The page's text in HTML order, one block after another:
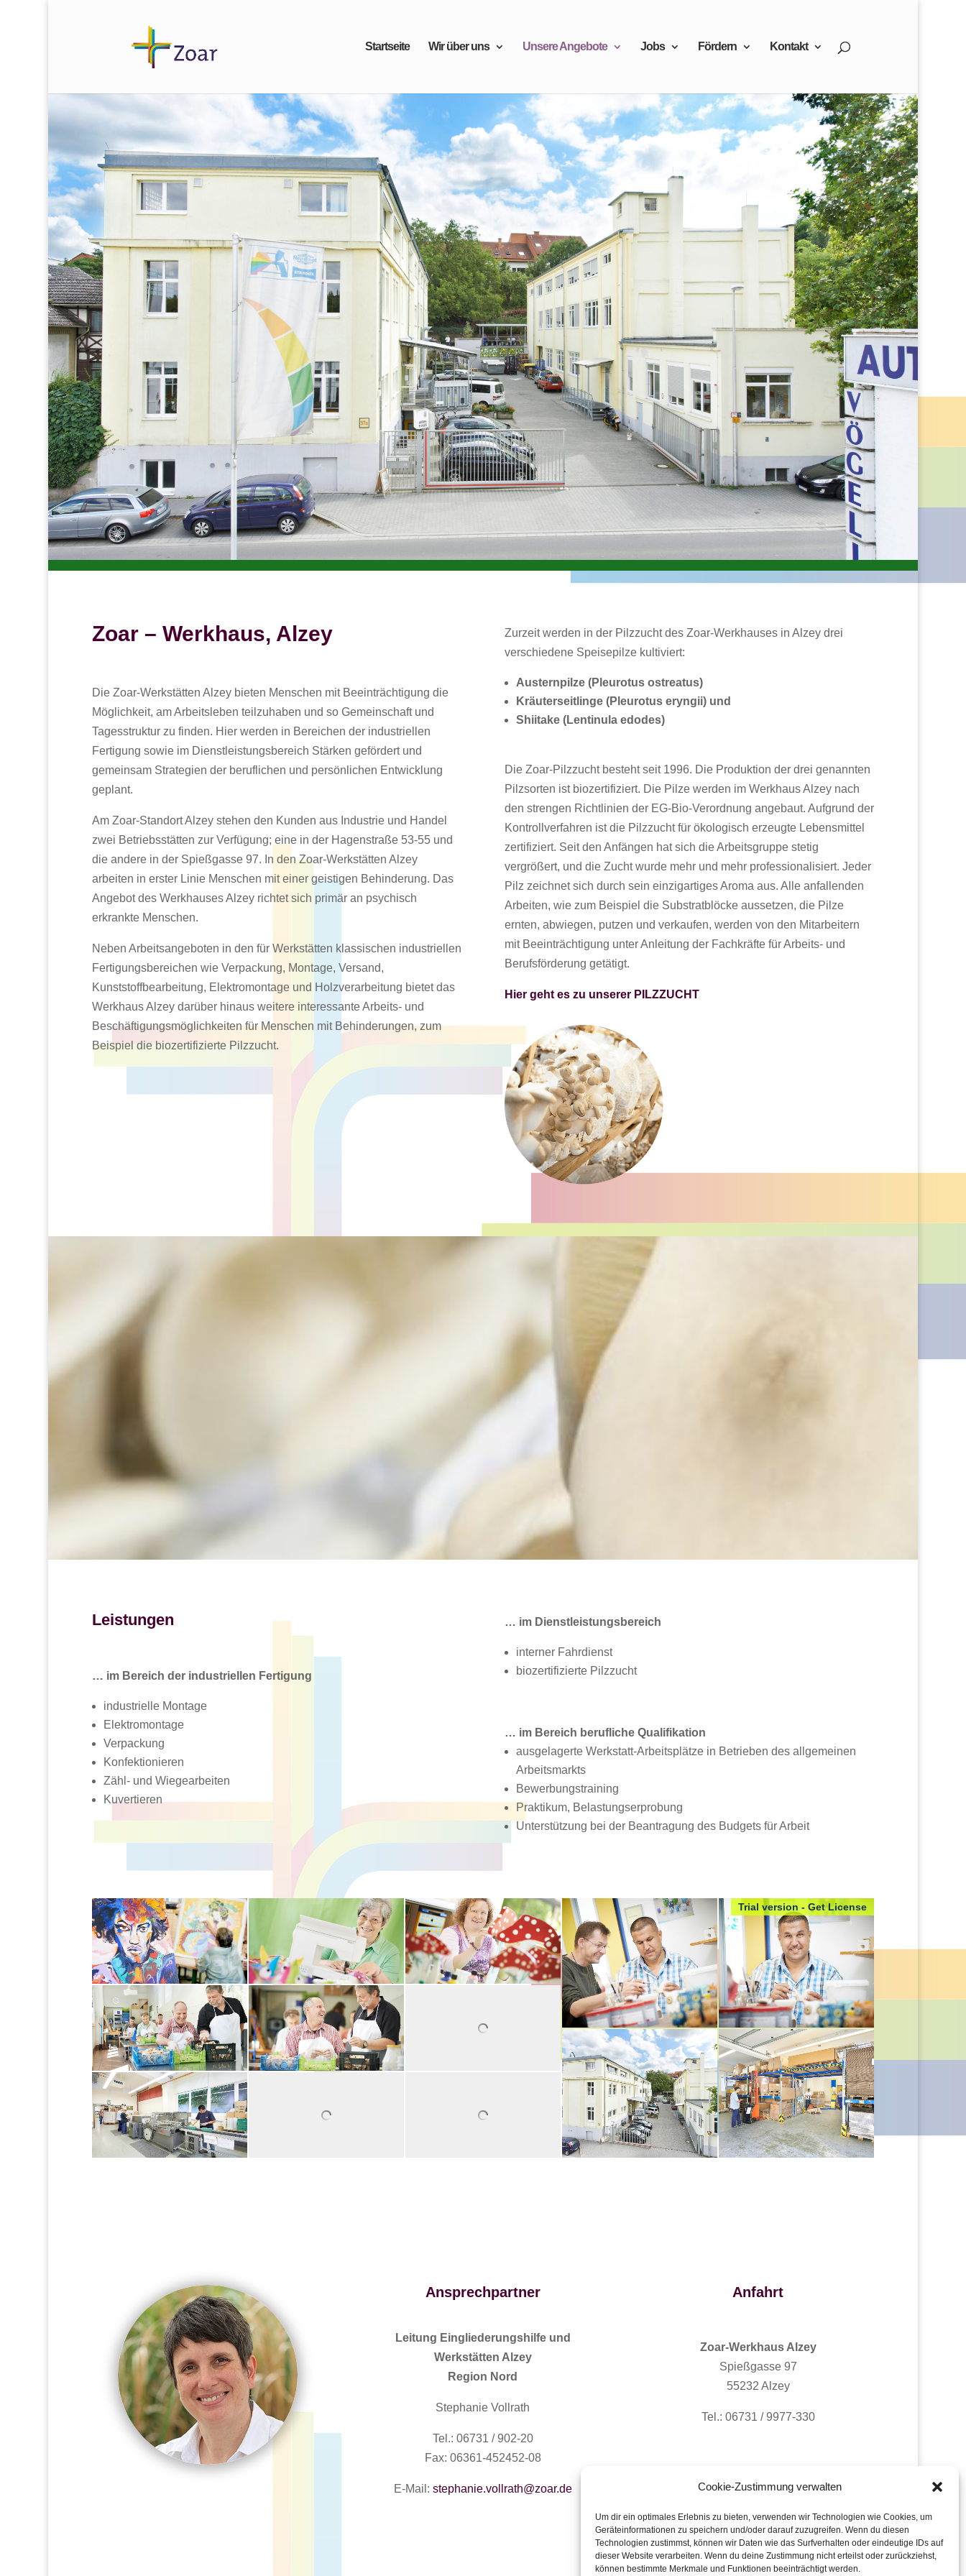
Cookie-Zustimmung verwalten
Um dir ein optimales Erlebnis zu bieten, verwenden wir Technologien wie Cookies, um
Geräteinformationen zu speichern und/oder darauf zuzugreifen. Wenn du diesen
Technologien zustimmst, können wir Daten wie das Surfverhalten oder eindeutige IDs auf
dieser Website verarbeiten. Wenn du deine Zustimmung nicht erteilst oder zurückziehst,
können bestimmte Merkmale und Funktionen beeinträchtigt werden.
Startseite Wir über uns Unsere Angebote Jobs Fördern Kontakt
Zoar – Werkhaus, Alzey
Die Zoar-Werkstätten Alzey bieten Menschen mit Beeinträchtigung die
Möglichkeit, am Arbeitsleben teilzuhaben und so Gemeinschaft und
Tagesstruktur zu finden. Hier werden in Bereichen der industriellen
Fertigung sowie im Dienstleistungsbereich Stärken gefördert und
gemeinsam Strategien der beruflichen und persönlichen Entwicklung
geplant.
Am Zoar-Standort Alzey stehen den Kunden aus Industrie und Handel
zwei Betriebsstätten zur Verfügung; eine in der Hagenstraße 53-55 und
die andere in der Spießgasse 97. In den Zoar-Werkstätten Alzey
arbeiten in erster Linie Menschen mit einer geistigen Behinderung. Das
Angebot des Werkhauses Alzey richtet sich primär an psychisch
erkrankte Menschen.
Neben Arbeitsangeboten in den für Werkstätten klassischen industriellen
Fertigungsbereichen wie Verpackung, Montage, Versand,
Kunststoffbearbeitung, Elektromontage und Holzverarbeitung bietet das
Werkhaus Alzey darüber hinaus weitere interessante Arbeits- und
Beschäftigungsmöglichkeiten für Menschen mit Behinderungen, zum
Beispiel die biozertifizierte Pilzzucht.
Zurzeit werden in der Pilzzucht des Zoar-Werkhauses in Alzey drei
verschiedene Speisepilze kultiviert:
Austernpilze (Pleurotus ostreatus)
Kräuterseitlinge (Pleurotus eryngii) und
Shiitake (Lentinula edodes)
Die Zoar-Pilzzucht besteht seit 1996. Die Produktion der drei genannten
Pilzsorten ist biozertifiziert. Die Pilze werden im Werkhaus Alzey nach
den strengen Richtlinien der EG-Bio-Verordnung angebaut. Aufgrund der
Kontrollverfahren ist die Pilzzucht für ökologisch erzeugte Lebensmittel
zertifiziert. Seit den Anfängen hat sich die Arbeitsgruppe stetig
vergrößert, und die Zucht wurde mehr und mehr professionalisiert. Jeder
Pilz zeichnet sich durch sein einzigartiges Aroma aus. Alle anfallenden
Arbeiten, wie zum Beispiel die Substratblöcke aussetzen, die Pilze
ernten, abwiegen, putzen und verkaufen, werden von den Mitarbeitern
mit Beeinträchtigung unter Anleitung der Fachkräfte für Arbeits- und
Berufsförderung getätigt.
Hier geht es zu unserer PILZZUCHT
Leistungen
… im Bereich der industriellen Fertigung
industrielle Montage
Elektromontage
Verpackung
Konfektionieren
Zähl- und Wiegearbeiten
Kuvertieren
… im Dienstleistungsbereich
interner Fahrdienst
biozertifizierte Pilzzucht
… im Bereich berufliche Qualifikation
ausgelagerte Werkstatt-Arbeitsplätze in Betrieben des allgemeinen
Arbeitsmarkts
Bewerbungstraining
Praktikum, Belastungserprobung
Unterstützung bei der Beantragung des Budgets für Arbeit
Trial version - Get License
Ansprechpartner
Leitung Eingliederungshilfe und
Werkstätten Alzey
Region Nord
Stephanie Vollrath
Tel.: 06731 / 902-20
Fax: 06361-452452-08
E-Mail: stephanie.vollrath@zoar.de
Anfahrt
Zoar-Werkhaus Alzey
Spießgasse 97
55232 Alzey
Tel.: 06731 / 9977-330